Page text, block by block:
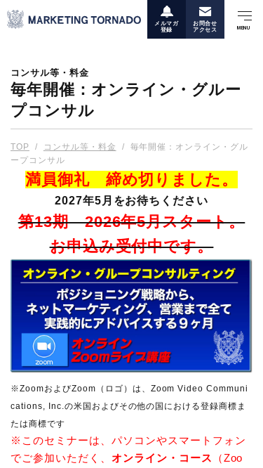
メルマガ
登録
お問合せ
アクセス
コンサル等・料金
毎年開催：オンライン・グルー
プコンサル
TOP / コンサル等・料金 / 毎年開催：オンライン・グル
ープコンサル
満員御礼 締め切りました。
2027年5月をお待ちください
第13期 2026年5月スタート。
お申込み受付中です。
※ZoomおよびZoom（ロゴ）は、Zoom Video Communi
cations, Inc.の米国およびその他の国における登録商標ま
たは商標です
※このセミナーは、パソコンやスマートフォン
でご参加いただく、 オンライン・コース （Zoo